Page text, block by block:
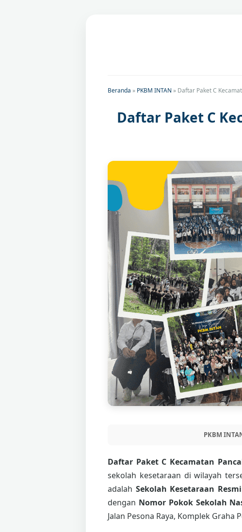
Beranda » PKBM INTAN » Daftar Paket C
Daftar Paket C
PKBM
Daftar Paket C Kecamatan
sekolah kesetaraan di wilayah
adalah Sekolah Kesetaraan
dengan Nomor Pokok Sekolah
Jalan Pesona Raya, Komplek Graha